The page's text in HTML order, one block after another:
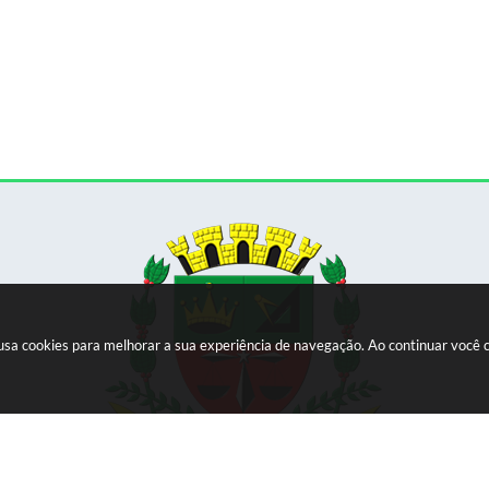
cookies para melhorar a sua experiência de navegação. Ao continuar você